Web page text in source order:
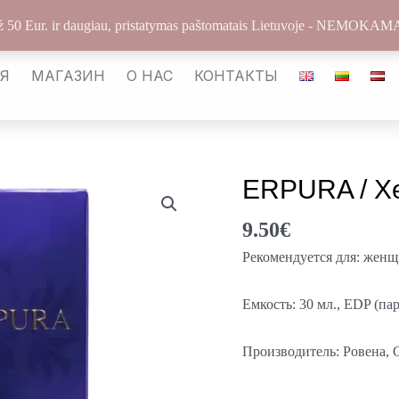
МАГАЗИН О НАС КОНТАКТЫ
ERPURA /
9.50€
Рекомендуется для:
Емкость: 30 мл., EDP
Производитель: Ровена,
Eur. ir daugiau, pristatymas paštomatais Lietuvoje -